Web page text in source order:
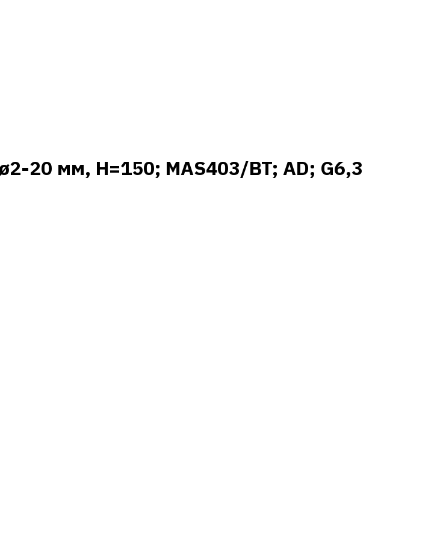
20 мм, H=150; MAS403/BT; AD; G6,3